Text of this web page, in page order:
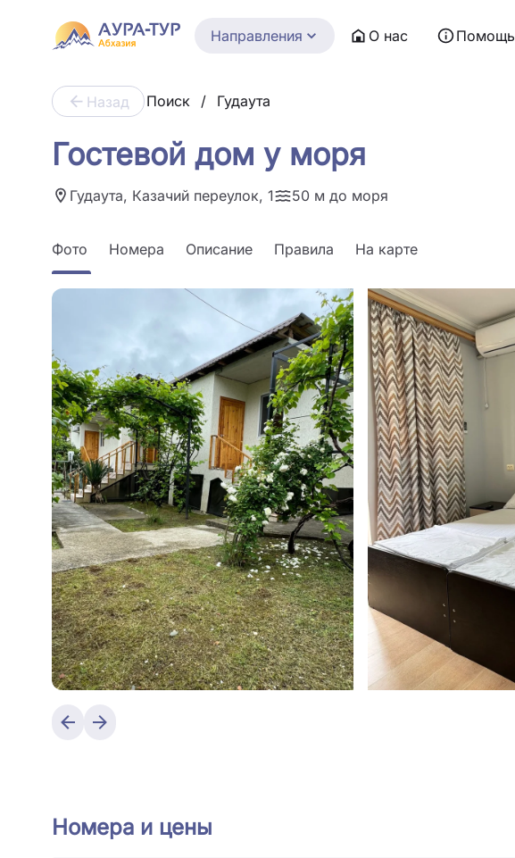
Направления О нас Помощь
Назад Поиск / Гудаута
Гостевой дом у моря
Гудаута, Казачий переулок, 1 50 м до моря
Фото Номера Описание Правила На карте
Номера и цены